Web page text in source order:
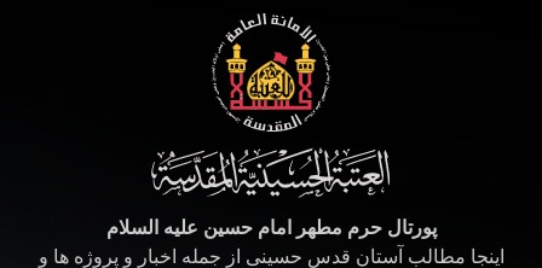
پورتال حرم مطهر امام حسین علیه السلام
اینجا مطالب آستان قدس حسینی از جمله اخبار و پروژه ها و